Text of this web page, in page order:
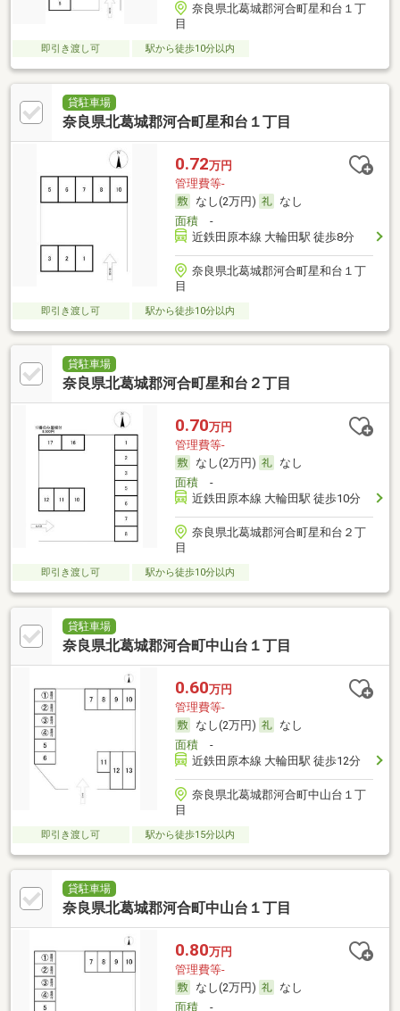
奈良県北葛城郡河合町星和台１丁
目
即引き渡し可 駅から徒歩10分以内
貸駐車場
奈良県北葛城郡河合町星和台１丁目
0.72万円
管理費等-
なし(2万円)
なし
面積-
近鉄田原本線 大輪田駅 徒歩8分
奈良県北葛城郡河合町星和台１丁
目
即引き渡し可 駅から徒歩10分以内
貸駐車場
奈良県北葛城郡河合町星和台２丁目
0.70万円
管理費等-
なし(2万円)
なし
面積-
近鉄田原本線 大輪田駅 徒歩10分
奈良県北葛城郡河合町星和台２丁
目
即引き渡し可 駅から徒歩10分以内
貸駐車場
奈良県北葛城郡河合町中山台１丁目
0.60万円
管理費等-
なし(2万円)
なし
面積-
近鉄田原本線 大輪田駅 徒歩12分
奈良県北葛城郡河合町中山台１丁
目
即引き渡し可 駅から徒歩15分以内
貸駐車場
奈良県北葛城郡河合町中山台１丁目
0.80万円
管理費等-
なし(2万円)
なし
面積-